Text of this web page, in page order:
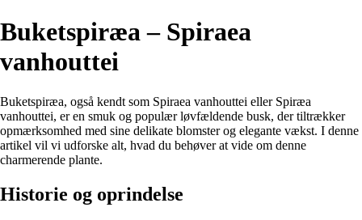
Buketspiræa – Spiraea
vanhouttei
Buketspiræa, også kendt som Spiraea vanhouttei eller Spiræa
vanhouttei, er en smuk og populær løvfældende busk, der tiltrækker
opmærksomhed med sine delikate blomster og elegante vækst. I denne
artikel vil vi udforske alt, hvad du behøver at vide om denne
charmerende plante.
Historie og oprindelse